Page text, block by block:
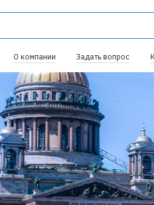
О компании Задать вопрос